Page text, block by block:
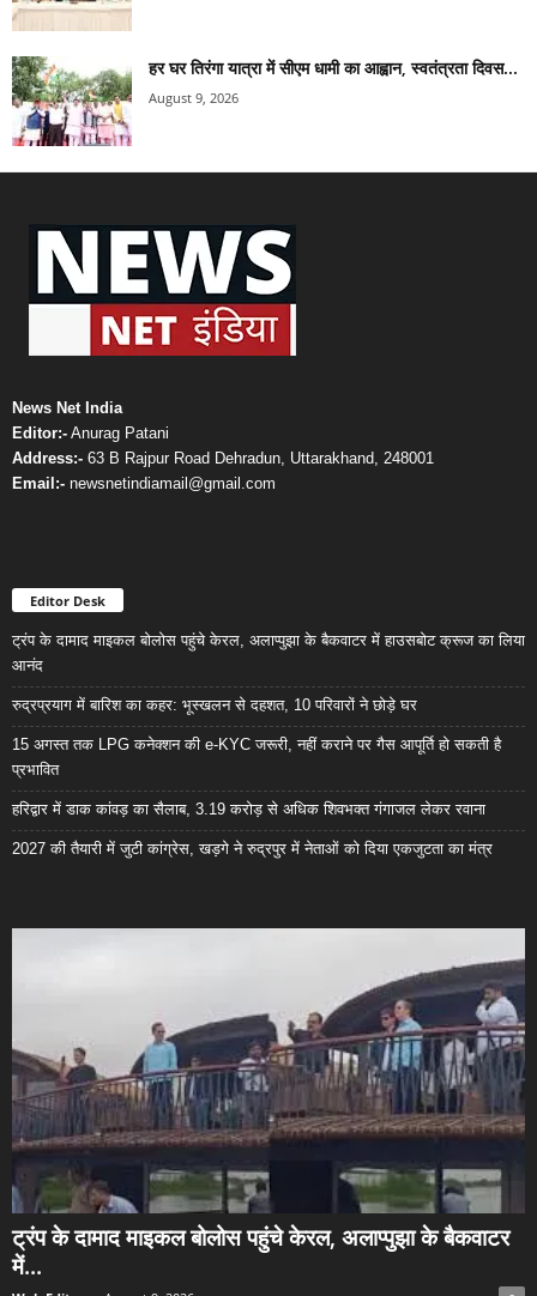
हर घर तिरंगा यात्रा में सीएम धामी का आह्वान, स्वतंत्रता दिवस...
August 9, 2026
News Net India
Editor:- Anurag Patani
Address:- 63 B Rajpur Road Dehradun, Uttarakhand, 248001
Email:- newsnetindiamail@gmail.com
Editor Desk
ट्रंप के दामाद माइकल बोलोस पहुंचे केरल, अलाप्पुझा के बैकवाटर में हाउसबोट क्रूज का लिया
आनंद
रुद्रप्रयाग में बारिश का कहर: भूस्खलन से दहशत, 10 परिवारों ने छोड़े घर
15 अगस्त तक LPG कनेक्शन की e-KYC जरूरी, नहीं कराने पर गैस आपूर्ति हो सकती है
प्रभावित
हरिद्वार में डाक कांवड़ का सैलाब, 3.19 करोड़ से अधिक शिवभक्त गंगाजल लेकर रवाना
2027 की तैयारी में जुटी कांग्रेस, खड़गे ने रुद्रपुर में नेताओं को दिया एकजुटता का मंत्र
ट्रंप के दामाद माइकल बोलोस पहुंचे केरल, अलाप्पुझा के बैकवाटर
में...